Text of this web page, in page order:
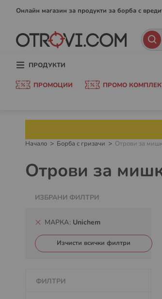
Онлайн магазин за продукти за борба с
ПРОДУКТИ
ПРОМОЦИИ ПРОМО
Начало Борба с гризачи Отрови за
Отрови за
ИЗБРАНИ ФИЛТРИ
МАРКА Unichem
Изчисти всички филтри
ФИЛТРИ